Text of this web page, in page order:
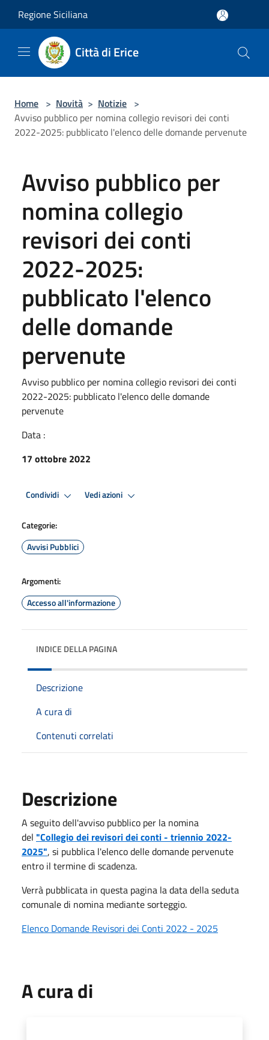
Regione Siciliana
Città di Erice
Home > Novità > Notizie >
Avviso pubblico per nomina collegio revisori dei conti
2022-2025: pubblicato l'elenco delle domande pervenute
Avviso pubblico per
nomina collegio
revisori dei conti
2022-2025:
pubblicato l'elenco
delle domande
pervenute
Avviso pubblico per nomina collegio revisori dei conti
2022-2025: pubblicato l'elenco delle domande
pervenute
Data :
17 ottobre 2022
Condividi Vedi azioni
Categorie:
Avvisi Pubblici
Argomenti:
Accesso all'informazione
INDICE DELLA PAGINA
Descrizione
A cura di
Contenuti correlati
Descrizione
A seguito dell'avviso pubblico per la nomina
del "Collegio dei revisori dei conti - triennio 2022-
2025", si pubblica l'elenco delle domande pervenute
entro il termine di scadenza.
Verrà pubblicata in questa pagina la data della seduta
comunale di nomina mediante sorteggio.
Elenco Domande Revisori dei Conti 2022 - 2025
A cura di